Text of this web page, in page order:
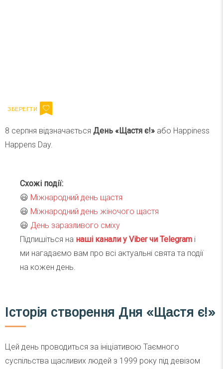
8 серпня відзначається День «Щастя є!» або Happiness
Happens Day.
Схожі події:
😃 Міжнародний день щастя
😃 Міжнародний день жіночого щастя
😃 День заразливого сміху
Підпишіться на наші канали у Viber чи Telegram і
ми нагадаємо вам про всі актуальні свята та події
на кожен день.
Історія створення Дня «Щастя є!»
Цей день проводиться за ініціативою Таємного
суспільства щасливих людей з 1999 року під девізом